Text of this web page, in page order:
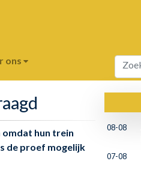
ons
omdat hun trein
de proef mogelijk
08-08
07-08